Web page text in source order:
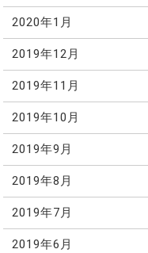
2020年1月
2019年12月
2019年11月
2019年10月
2019年9月
2019年8月
2019年7月
2019年6月